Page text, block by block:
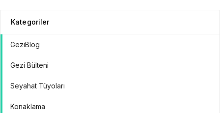
Kategoriler
GeziBlog
Gezi Bülteni
Seyahat Tüyoları
Konaklama